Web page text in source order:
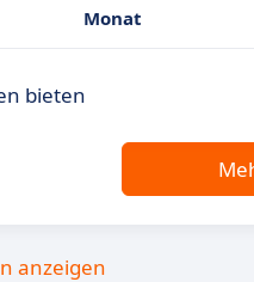
Monat
bieten
anzeigen